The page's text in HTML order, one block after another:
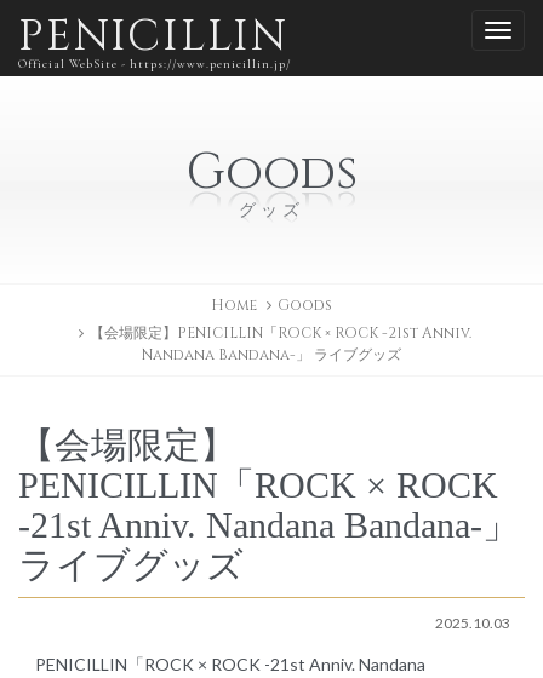
PENICILLIN
Official WebSite - https://www.penicillin.jp/
Goods
グッズ
Home
Goods
【会場限定】PENICILLIN「ROCK × ROCK -21st Anniv.
Nandana Bandana-」 ライブグッズ
【会場限定】
PENICILLIN「ROCK × ROCK
-21st Anniv. Nandana Bandana-」
ライブグッズ
2025.10.03
PENICILLIN「ROCK × ROCK -21st Anniv. Nandana